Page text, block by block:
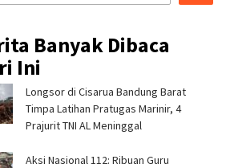
di Indonesia Fashion
2026, Tujuh Mitra
Pertamina Patra
dan Jejaring Bisnis
Kapolres
Silaturahmi
Banyak Dibaca
Ini
Longsor di Cisarua Bandung Barat
Timpa Latihan Pra­tugas Marinir, 4
Prajurit TNI AL Meninggal
Aksi Nasional 112: Ribuan Guru